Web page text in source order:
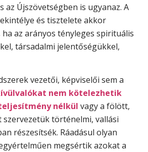
az Újszövetségben is ugyanaz. A
és tisztelete akkor
ha az arányos tényleges spirituális
társadalmi jelentőségükkel,
vezetői, képviselői sem a
nem kötelezhetik
nélkül vagy a fölött,
történelmi, vallási
részesítsék. Ráadásul olyan
megsértik azokat a